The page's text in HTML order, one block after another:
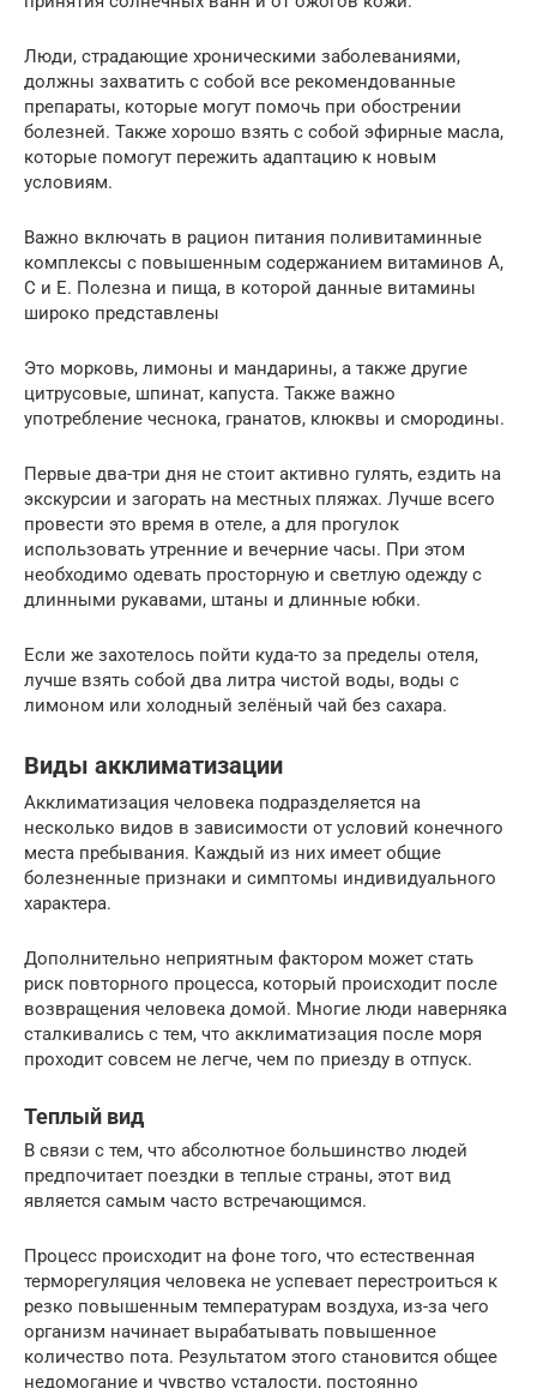
Люди, страдающие хроническими заболеваниями,
должны захватить с собой все рекомендованные
препараты, которые могут помочь при обострении
болезней. Также хорошо взять с собой эфирные масла,
которые помогут пережить адаптацию к новым
условиям.
Важно включать в рацион питания поливитаминные
комплексы с повышенным содержанием витаминов А,
С и Е. Полезна и пища, в которой данные витамины
широко представлены
Это морковь, лимоны и мандарины, а также другие
цитрусовые, шпинат, капуста. Также важно
употребление чеснока, гранатов, клюквы и смородины.
Первые два-три дня не стоит активно гулять, ездить на
экскурсии и загорать на местных пляжах. Лучше всего
провести это время в отеле, а для прогулок
использовать утренние и вечерние часы. При этом
необходимо одевать просторную и светлую одежду с
длинными рукавами, штаны и длинные юбки.
Если же захотелось пойти куда-то за пределы отеля,
лучше взять собой два литра чистой воды, воды с
лимоном или холодный зелёный чай без сахара.
Виды акклиматизации
Акклиматизация человека подразделяется на
несколько видов в зависимости от условий конечного
места пребывания. Каждый из них имеет общие
болезненные признаки и симптомы индивидуального
характера.
Дополнительно неприятным фактором может стать
риск повторного процесса, который происходит после
возвращения человека домой. Многие люди наверняка
сталкивались с тем, что акклиматизация после моря
проходит совсем не легче, чем по приезду в отпуск.
Теплый вид
В связи с тем, что абсолютное большинство людей
предпочитает поездки в теплые страны, этот вид
является самым часто встречающимся.
Процесс происходит на фоне того, что естественная
терморегуляция человека не успевает перестроиться к
резко повышенным температурам воздуха, из-за чего
организм начинает вырабатывать повышенное
количество пота. Результатом этого становится общее
недомогание и чувство усталости, постоянно